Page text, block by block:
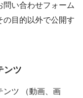
問い合わせフォーム
の目的以外で公開す
ンツ
ンツ （動画、画